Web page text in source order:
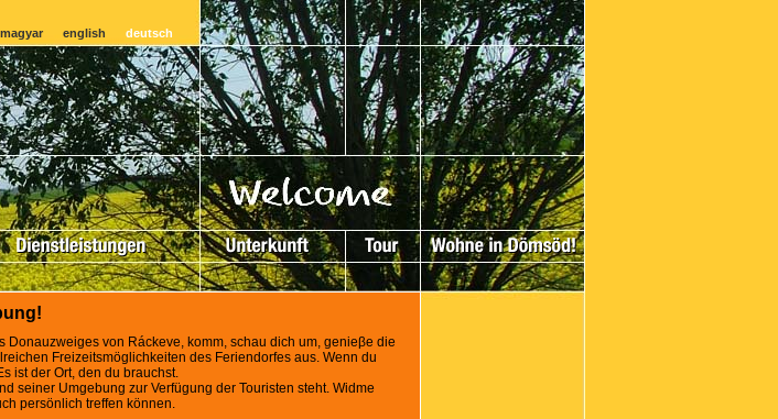
magyar english deutsch
von Ráckeve, komm, schau dich um, genieβe die
Freizeitsmöglichkeiten des Feriendorfes aus. Wenn du
ist der Ort, den du brauchst.
seiner Umgebung zur Verfügung der Touristen steht. Widme
persönlich treffen können.